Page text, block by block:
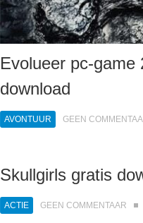
Evolueer pc-game
download
AVONTUUR GEEN
Skullgirls gratis
ACTIE GEEN COMMENTAAR